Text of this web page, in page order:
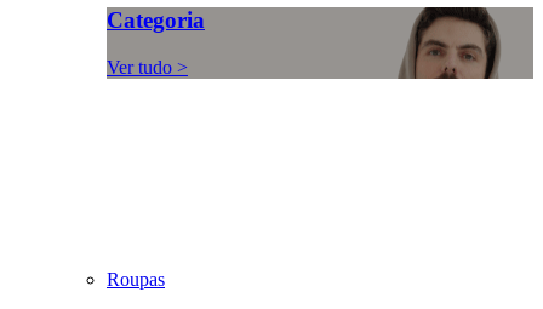
Categoria
Ver tudo >
Roupas